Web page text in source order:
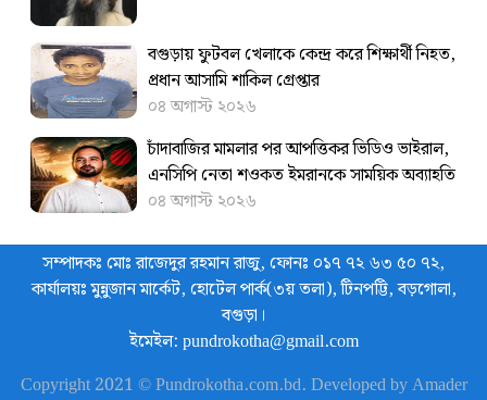
বগুড়ায় ফুটবল খেলাকে কেন্দ্র করে শিক্ষার্থী নিহত,
প্রধান আসামি শাকিল গ্রেপ্তার
০৪ অগাস্ট ২০২৬
চাঁদাবাজির মামলার পর আপত্তিকর ভিডিও ভাইরাল,
এনসিপি নেতা শওকত ইমরানকে সাময়িক অব্যাহতি
০৪ অগাস্ট ২০২৬
সম্পাদকঃ মোঃ রাজেদুর রহমান রাজু, ফোনঃ ০১৭ ৭২ ৬৩ ৫০ ৭২,
কার্যালয়ঃ মুন্নুজান মার্কেট, হোটেল পার্ক(৩য় তলা), টিনপট্টি, বড়গোলা,
বগুড়া।
ইমেইল: pundrokotha@gmail.com
Copyright 2021 © Pundrokotha.com.bd. Developed by Amader